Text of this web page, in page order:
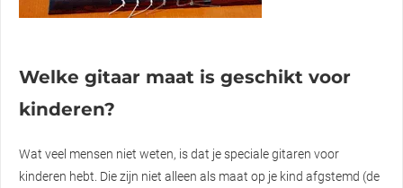
Welke gitaar maat is geschikt voor
kinderen?
Wat veel mensen niet weten, is dat je speciale gitaren voor
kinderen hebt. Die zijn niet alleen als maat op je kind afgstemd (de